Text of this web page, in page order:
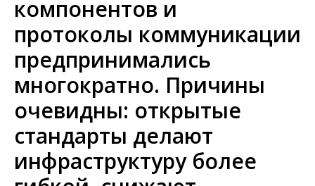
компонентов и
протоколы коммуникации
предпринимались
многократно. Причины
очевидны: открытые
стандарты делают
инфраструктуру более